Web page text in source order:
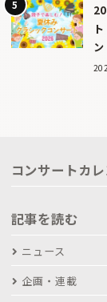
ン
コンサートカ
記事を読む
ニュース
企画・連載